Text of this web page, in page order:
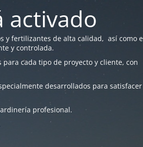
activado
y fertilizantes de alta calidad, así como
y controlada.
cada tipo de proyecto y cliente, con
desarrollados para satisfacer
profesional.